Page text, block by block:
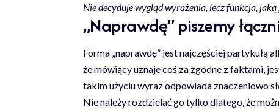
Nie decyduje wygląd wyrażenia, lecz funkcja,
„Naprawdę” piszemy
Forma „naprawdę” jest najczęściej partykułą
że mówiący uznaje coś za zgodne z faktami,
takim użyciu wyraz odpowiada znaczeniowo
Nie należy rozdzielać go tylko dlatego, że